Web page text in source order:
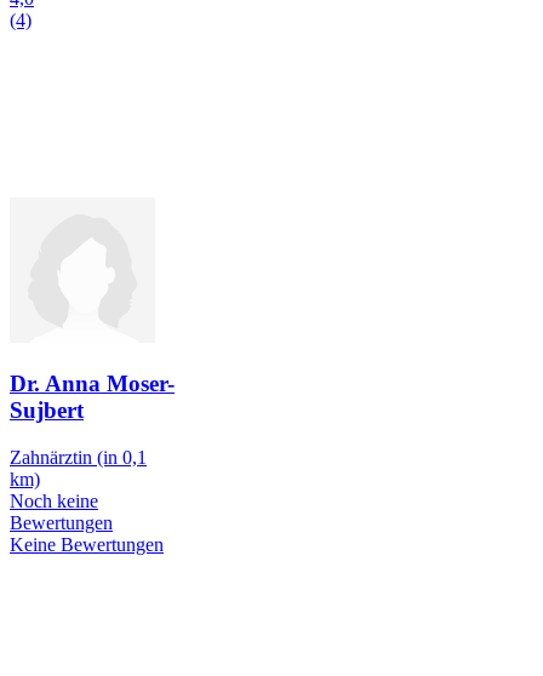
(4)
Dr. Anna Moser-
Sujbert
Zahnärztin (in 0,1
km)
Noch keine
Bewertungen
Keine Bewertungen